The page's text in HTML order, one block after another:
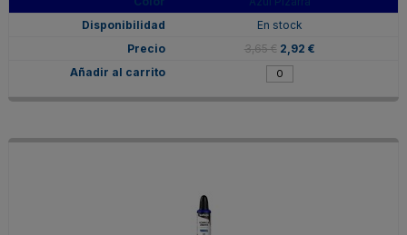
En stock
3,65 € 2,92 €